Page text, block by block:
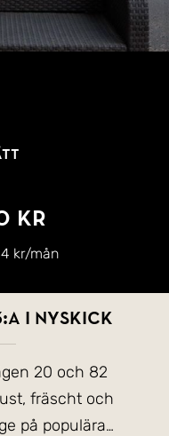
kr
kr/mån
i nyskick
20 och 82
fräscht och
på populära